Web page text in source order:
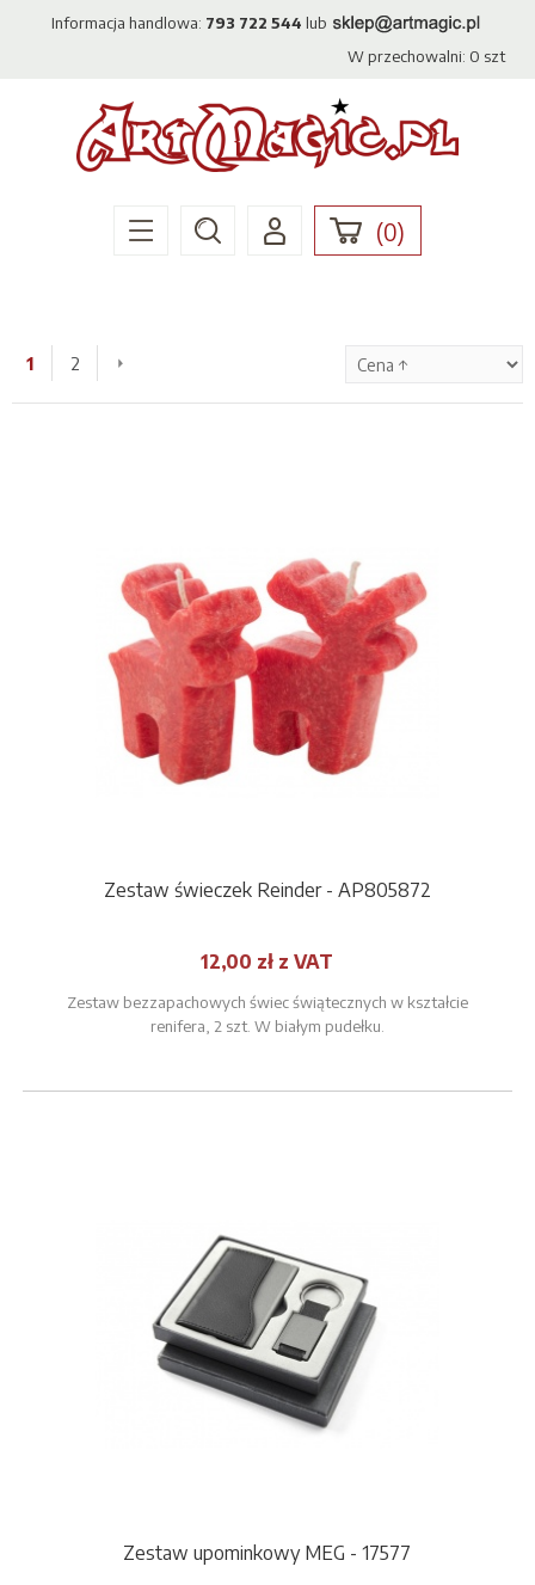
Informacja handlowa: 793 722 544 lub
W przechowalni: 0 szt
(0)
1
2
»
Zestaw świeczek Reinder - AP805872
12,00 zł z VAT
Zestaw bezzapachowych świec świątecznych w kształcie
renifera, 2 szt. W białym pudełku.
Zestaw upominkowy MEG - 17577